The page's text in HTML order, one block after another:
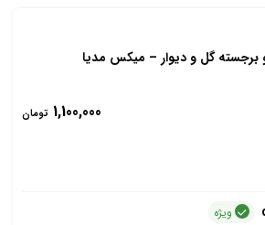
برجسته گل و دیوار – میکس مدیا
1,100,000 تومان
ویژه